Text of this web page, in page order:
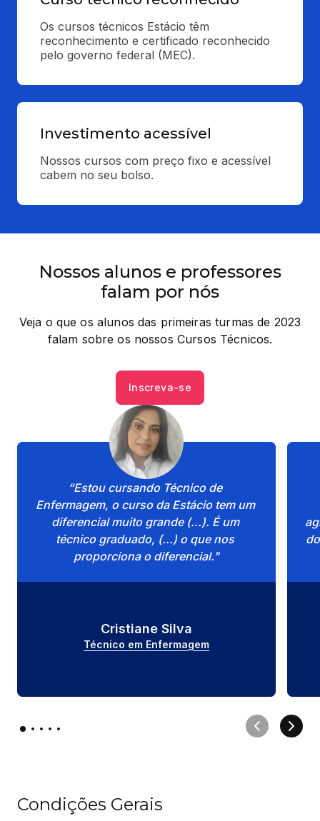
Os cursos técnicos Estácio têm
reconhecimento e certificado reconhecido
pelo governo federal (MEC).
Investimento acessível
Nossos cursos com preço fixo e acessível
cabem no seu bolso.
Nossos alunos e professores
falam por nós
Veja o que os alunos das primeiras turmas de 2023
falam sobre os nossos Cursos Técnicos.
Inscreva-se
“Estou cursando Técnico de
Enfermagem, o curso da Estácio tem um
diferencial muito grande (...). É um
técnico graduado, (...) o que nos
proporciona o diferencial."
Cristiane Silva
Técnico em Enfermagem
Condições Gerais